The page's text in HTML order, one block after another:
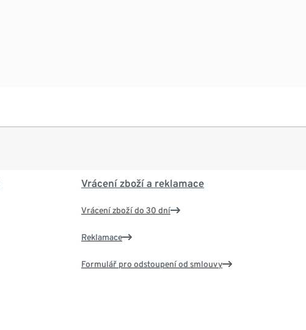
Vrácení zboží a reklamace
Vrácení zboží do 30 dní
Reklamace
Formulář pro odstoupení od smlouvy